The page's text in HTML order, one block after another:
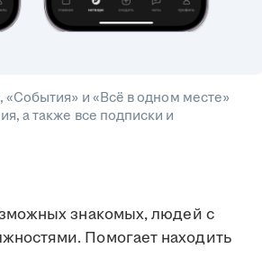
и «Всё в одном месте»
а также все подписки и
знакомых, людей с
Помогает находить